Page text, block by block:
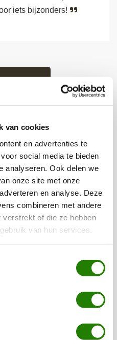
van cookies
en advertenties te
social media te bieden
analyseren. Ook delen we
onze site met onze
en analyse. Deze
combineren met andere
verstrekt of die ze hebben
van hun services.
iets bijzonders!
RECENSIES
voor hun inzet aan het
u een bescheiden budget of
Kies dan voor onze
! Deze pakketten bevatten
bescheiden prijs en zien
uit. Bij Kerstpakketten
dat er voor iedereen een
ongeacht uw budget.
altijd om het gebaar en de
worden samengesteld.
Dan kunt u zeker goed